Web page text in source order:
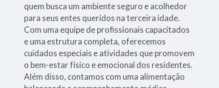
quem busca um ambiente seguro e acolhedor
para seus entes queridos na terceira idade.
Com uma equipe de profissionais capacitados
e uma estrutura completa, oferecemos
cuidados especiais e atividades que promovem
o bem-estar físico e emocional dos residentes.
Além disso, contamos com uma alimentação